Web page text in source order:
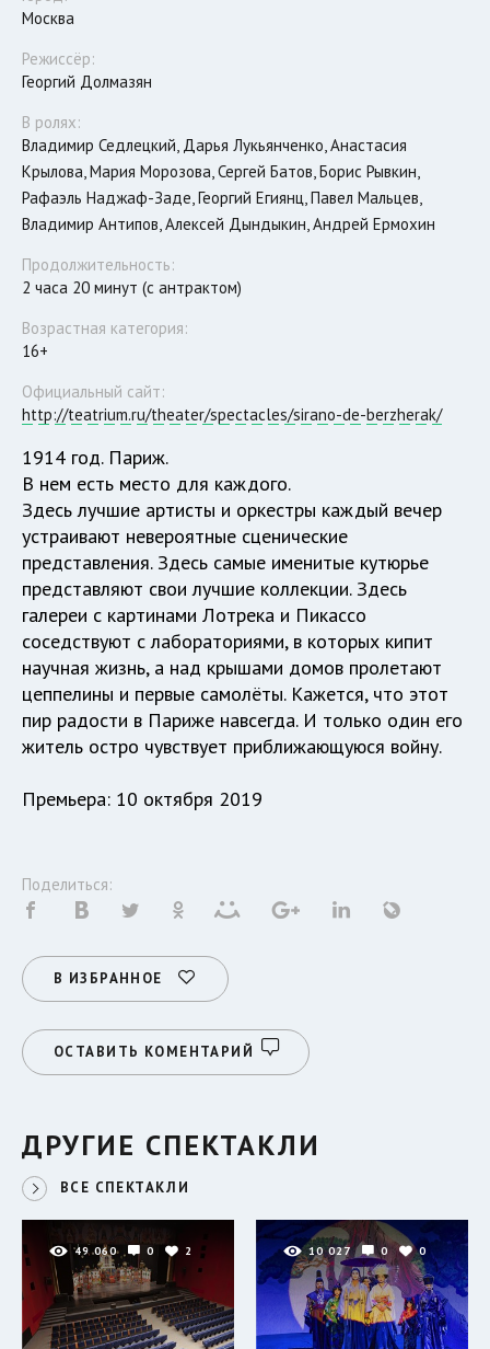
Москва
Режиссёр:
Георгий Долмазян
В ролях:
Владимир Седлецкий, Дарья Лукьянченко, Анастасия
Крылова, Мария Морозова, Сергей Батов, Борис Рывкин,
Рафаэль Наджаф-Заде, Георгий Егиянц, Павел Мальцев,
Владимир Антипов, Алексей Дындыкин, Андрей Ермохин
Продолжительность:
2 часа 20 минут (с антрактом)
Возрастная категория:
16+
Официальный сайт:
http://teatrium.ru/theater/spectacles/sirano-de-berzherak/
1914 год. Париж.
В нем есть место для каждого.
Здесь лучшие артисты и оркестры каждый вечер
устраивают невероятные сценические
представления. Здесь самые именитые кутюрье
представляют свои лучшие коллекции. Здесь
галереи с картинами Лотрека и Пикассо
соседствуют с лабораториями, в которых кипит
научная жизнь, а над крышами домов пролетают
цеппелины и первые самолёты. Кажется, что этот
пир радости в Париже навсегда. И только один его
житель остро чувствует приближающуюся войну.
Премьера: 10 октября 2019
Поделиться:
В ИЗБРАННОЕ
ОСТАВИТЬ КОМЕНТАРИЙ
ДРУГИЕ СПЕКТАКЛИ
ВСЕ СПЕКТАКЛИ
49 060 0 2 10 027 0 0